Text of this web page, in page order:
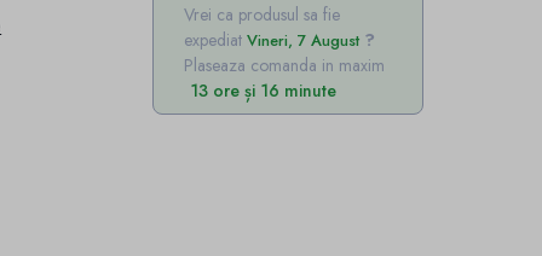
Vrei ca produsul sa fie
expediat Vineri, 7 August
Plaseaza comanda in maxim
13 ore și 16 minute